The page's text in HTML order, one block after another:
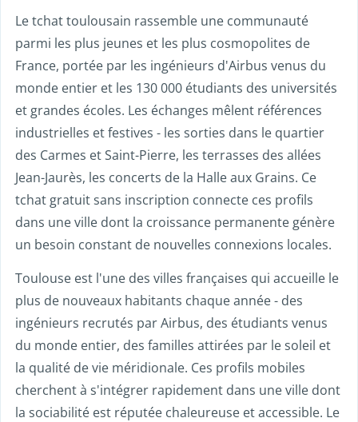
Le tchat toulousain rassemble une communauté
parmi les plus jeunes et les plus cosmopolites de
France, portée par les ingénieurs d'Airbus venus du
monde entier et les 130 000 étudiants des universités
et grandes écoles. Les échanges mêlent références
industrielles et festives - les sorties dans le quartier
des Carmes et Saint-Pierre, les terrasses des allées
Jean-Jaurès, les concerts de la Halle aux Grains. Ce
tchat gratuit sans inscription connecte ces profils
dans une ville dont la croissance permanente génère
un besoin constant de nouvelles connexions locales.
Toulouse est l'une des villes françaises qui accueille le
plus de nouveaux habitants chaque année - des
ingénieurs recrutés par Airbus, des étudiants venus
du monde entier, des familles attirées par le soleil et
la qualité de vie méridionale. Ces profils mobiles
cherchent à s'intégrer rapidement dans une ville dont
la sociabilité est réputée chaleureuse et accessible. Le